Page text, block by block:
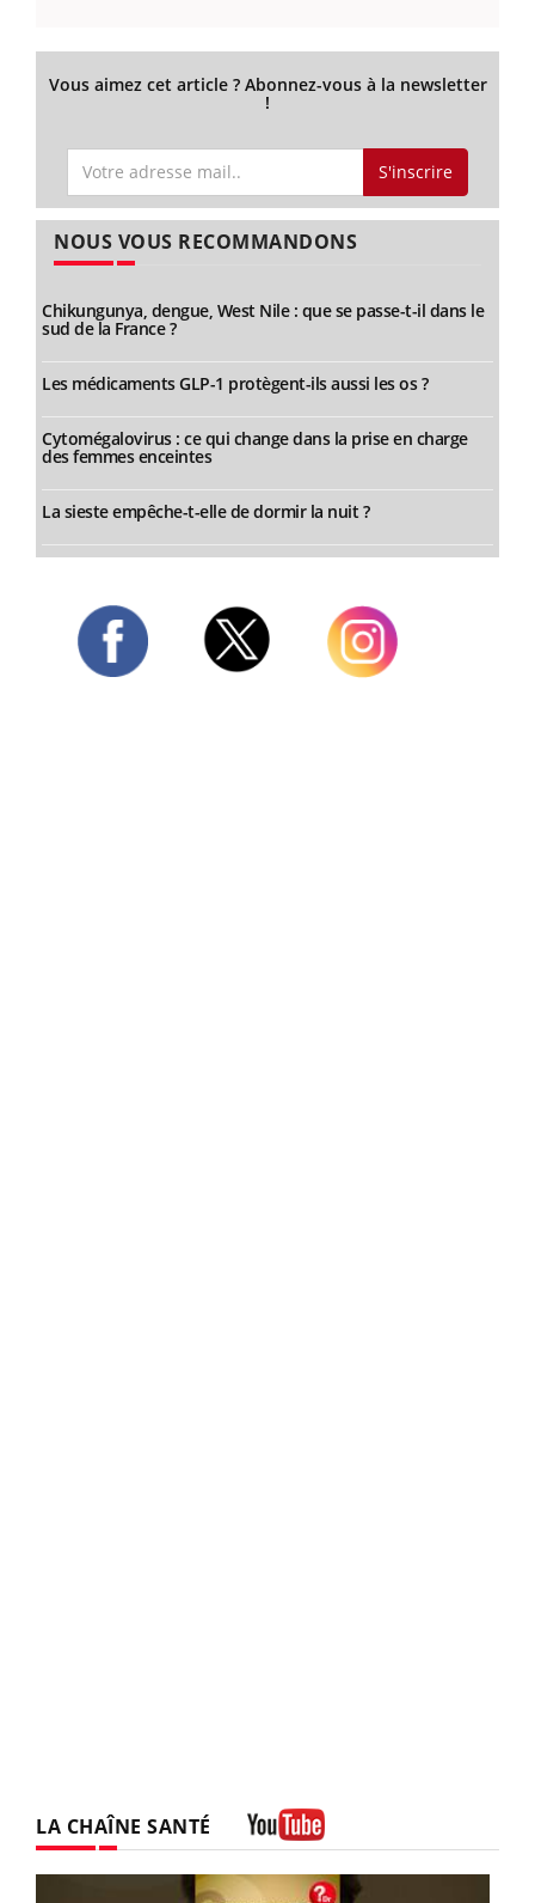
Vous aimez cet article ? Abonnez-vous à la newsletter
!
S'inscrire
NOUS VOUS RECOMMANDONS
Chikungunya, dengue, West Nile : que se passe-t-il dans le
sud de la France ?
Les médicaments GLP-1 protègent-ils aussi les os ?
Cytomégalovirus : ce qui change dans la prise en charge
des femmes enceintes
La sieste empêche-t-elle de dormir la nuit ?
LA CHAÎNE SANTÉ